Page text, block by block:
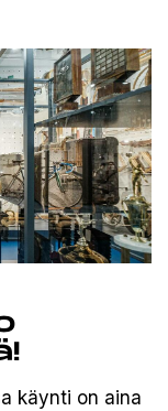
käynti on aina